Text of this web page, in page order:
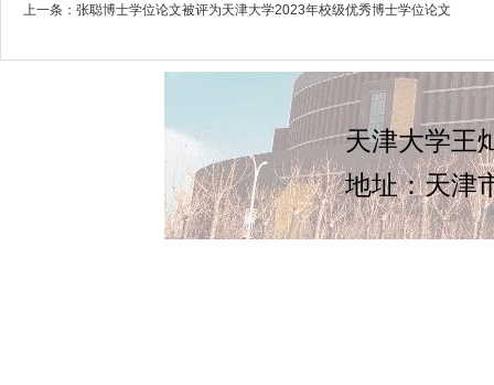
上一条： 张聪博士学位论文被评为天津大学2023年校级优秀博士学位论文
天津大学王
地址：天津